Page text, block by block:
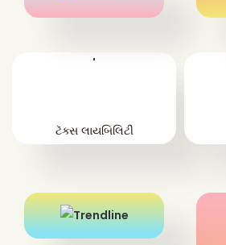
'
ટૅક્સ લાયબિલિટી